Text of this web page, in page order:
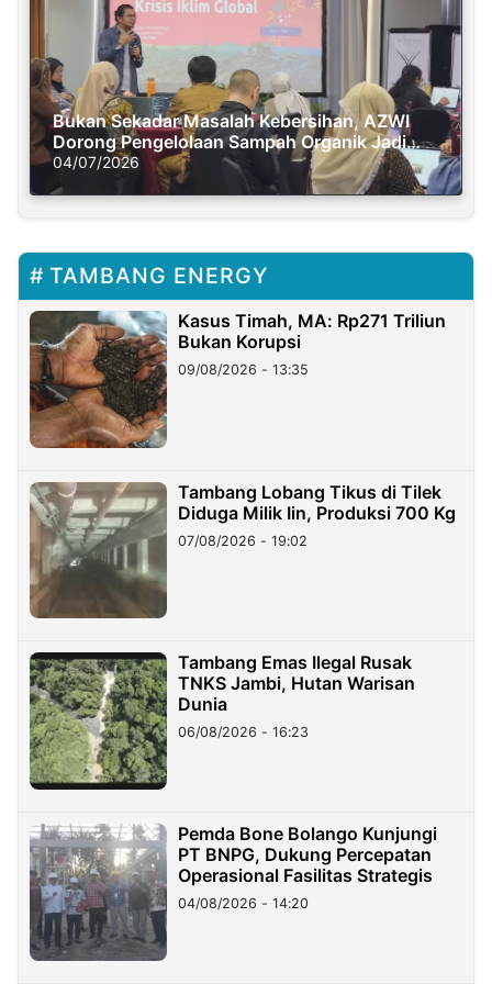
Bukan Sekadar Masalah Kebersihan, AZWI
Dorong Pengelolaan Sampah Organik Jadi
Solusi Krisis Iklim
04/07/2026
TAMBANG ENERGY
Kasus Timah, MA: Rp271 Triliun
Bukan Korupsi
09/08/2026 - 13:35
Tambang Lobang Tikus di Tilek
Diduga Milik Iin, Produksi 700 Kg
07/08/2026 - 19:02
Tambang Emas Ilegal Rusak
TNKS Jambi, Hutan Warisan
Dunia
06/08/2026 - 16:23
Pemda Bone Bolango Kunjungi
PT BNPG, Dukung Percepatan
Operasional Fasilitas Strategis
04/08/2026 - 14:20